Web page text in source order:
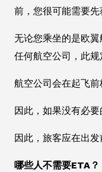
前，您很可能需要先
无论您乘坐的是欧
任何航空公司，此规
航空公司会在起飞前
因此，如果没有必要
因此，旅客应在出发
哪些人不需要ETA？